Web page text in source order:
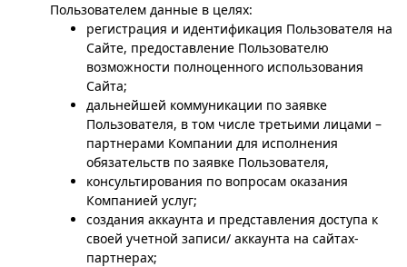
Пользователем данные в целях:
регистрация и идентификация Пользователя на
Сайте, предоставление Пользователю
возможности полноценного использования
Сайта;
дальнейшей коммуникации по заявке
Пользователя, в том числе третьими лицами –
партнерами Компании для исполнения
обязательств по заявке Пользователя,
консультирования по вопросам оказания
Компанией услуг;
создания аккаунта и представления доступа к
своей учетной записи/ аккаунта на сайтах-
партнерах;